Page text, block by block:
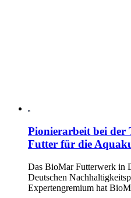
Pionierarbeit bei der
Futter für die
Das BioMar Futterwerk in
Deutschen
Expertengremium hat